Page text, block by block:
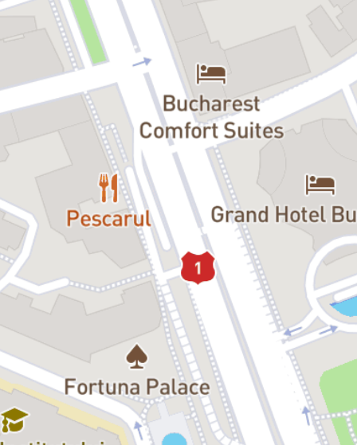
rol pentru fiecare dintre ei și, pe măsură ce povestea evoluează,
apare și șansa de a fi învingător.
De-a lungul stagiunii, toți copiii
vor urca pe scenă și vor deveni Eroi în nemuritoarele basme ale
Distribuție:
Magicianul:
Marian Râlea, Bogdan Dumitrescu
Florin Pârvu
Eroi de poveste:
Copiii din public